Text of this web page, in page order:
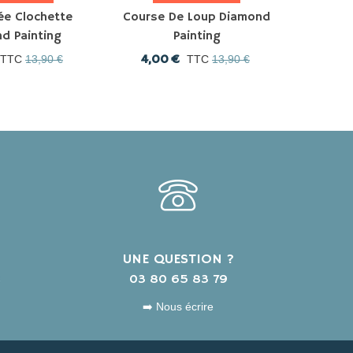
Clochette
Painting
TTC 13,90 €
Course De Loup Diamond
Painting
4,00 € TTC 13,90 €
UNE QUESTION ?
03 80 65 83 79
➡️ Nous écrire